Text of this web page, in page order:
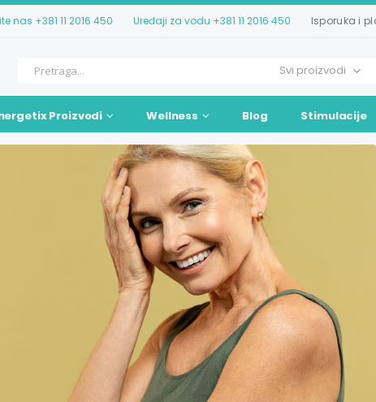
nas +381 11 2016 450 Uređaji za vodu +381 11 2016 450 Isporuka i
Proizvodi Wellness Blog Stimulacije